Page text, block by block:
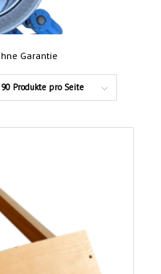
Garantie
90 Produkte pro Seite